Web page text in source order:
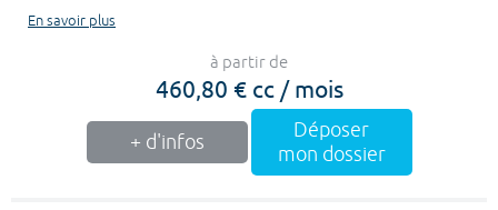
En savoir plus
à partir de
460,80 € cc / mois
+ d'infos
Déposer
mon dossier